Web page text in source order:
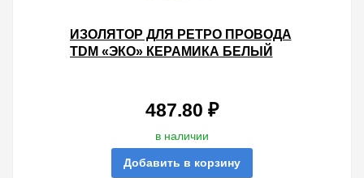
ИЗОЛЯТОР ДЛЯ РЕТРО ПРОВОДА
TDM «ЭКО» КЕРАМИКА БЕЛЫЙ
487.80 ₽
в наличии
Добавить в корзину